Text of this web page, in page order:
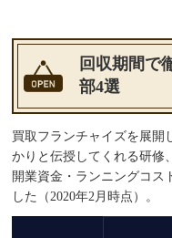
回収期間で
部4選
買取フランチャイズを展開
かりと伝授してくれる研修
開業資金・ランニングコス
した（2020年2月時点）。